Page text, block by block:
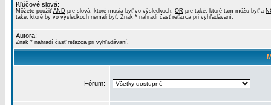
Kľúčové slová:
Môžete použiť AND pre slová, ktoré musia byť vo výsledkoch, OR pre také, ktoré tam môžu byť a
také, ktoré by vo výsledkoch nemali byť. Znak * nahradí časť reťazca pri vyhľadávaní.
Autora:
Znak * nahradí časť reťazca pri vyhľadávaní.
Fórum: